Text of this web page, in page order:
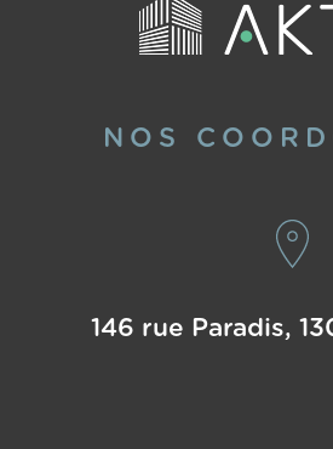
NOS
146 rue Paradis,